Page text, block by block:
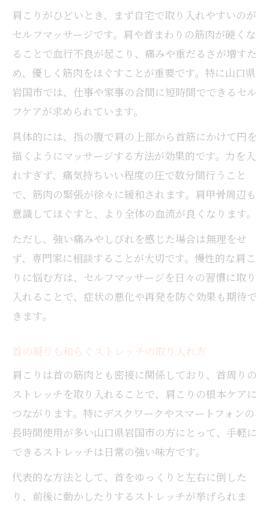
肩こりがひどいとき、まず自宅で取り入れやすいのが
セルフマッサージです。肩や首まわりの筋肉が硬くな
ることで血行不良が起こり、痛みや重だるさが増すた
め、優しく筋肉をほぐすことが重要です。特に山口県
岩国市では、仕事や家事の合間に短時間でできるセル
フケアが求められています。
具体的には、指の腹で肩の上部から首筋にかけて円を
描くようにマッサージする方法が効果的です。力を入
れすぎず、痛気持ちいい程度の圧で数分間行うこと
で、筋肉の緊張が徐々に緩和されます。肩甲骨周辺も
意識してほぐすと、より全体の血流が良くなります。
ただし、強い痛みやしびれを感じた場合は無理をせ
ず、専門家に相談することが大切です。慢性的な肩こ
りに悩む方は、セルフマッサージを日々の習慣に取り
入れることで、症状の悪化や再発を防ぐ効果も期待で
きます。
首の凝りも和らぐストレッチの取り入れ方
肩こりは首の筋肉とも密接に関係しており、首周りの
ストレッチを取り入れることで、肩こりの根本ケアに
つながります。特にデスクワークやスマートフォンの
長時間使用が多い山口県岩国市の方にとって、手軽に
できるストレッチは日常の強い味方です。
代表的な方法として、首をゆっくりと左右に倒した
り、前後に動かしたりするストレッチが挙げられま